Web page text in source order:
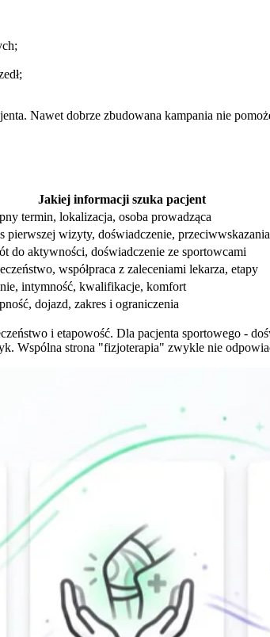
Nawet dobrze zbudowana kampania nie
Jakiej informacji szuka pacjent
termin, lokalizacja, osoba prowadząca
pierwszej wizyty, doświadczenie, przeciwwskazania
do aktywności, doświadczenie ze sportowcami
współpraca z zaleceniami lekarza, etapy
intymność, kwalifikacje, komfort
dojazd, zakres i ograniczenia
i etapowość. Dla pacjenta sportowego -
strona "fizjoterapia" zwykle nie